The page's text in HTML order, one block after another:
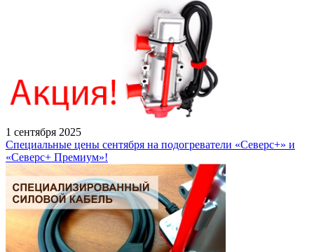
1 сентября 2025
Специальные цены сентября на подогреватели «Северс+» и
«Северс+ Премиум»!